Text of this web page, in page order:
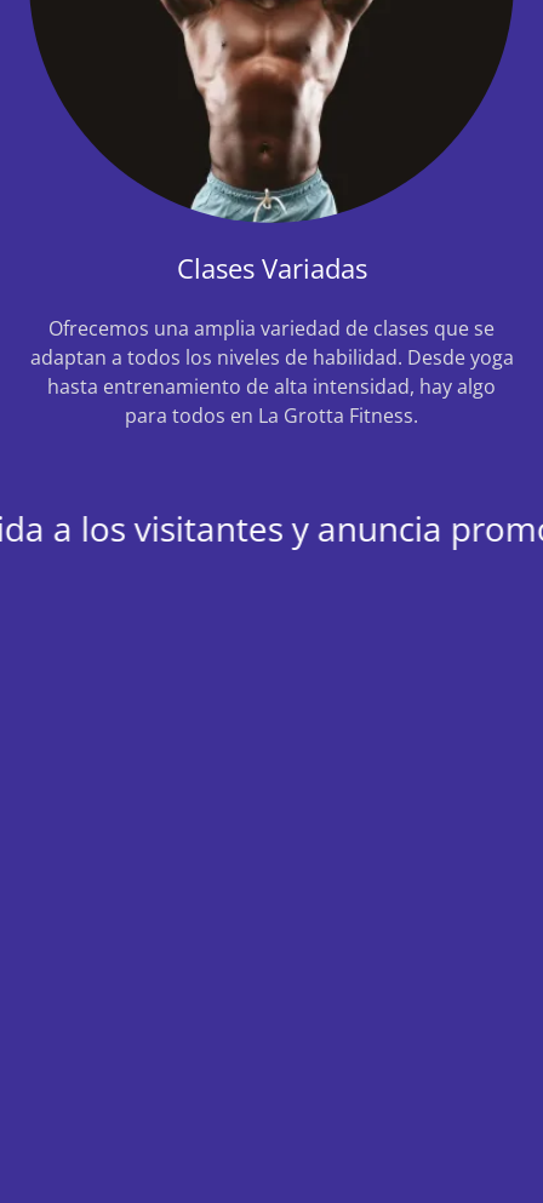
Clases Variadas
Ofrecemos una amplia variedad de clases que se
adaptan a todos los niveles de habilidad. Desde yoga
hasta entrenamiento de alta intensidad, hay algo
para todos en La Grotta Fitness.
los visitantes y anuncia